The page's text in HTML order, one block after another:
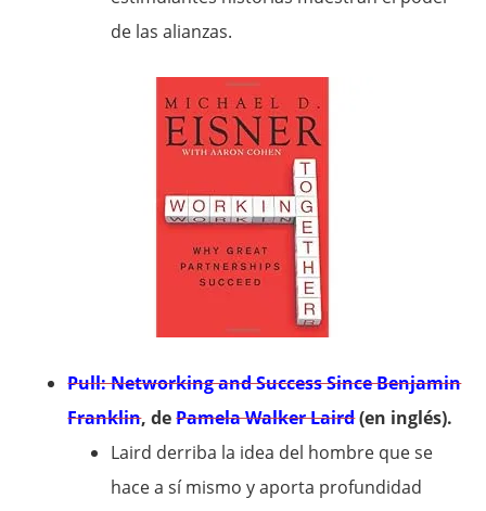
de las alianzas.
Pull: Networking and Success Since Benjamin
Franklin, dePamela Walker Laird(en inglés).
Laird derriba la idea del hombre que se
hace a sí mismo y aporta profundidad